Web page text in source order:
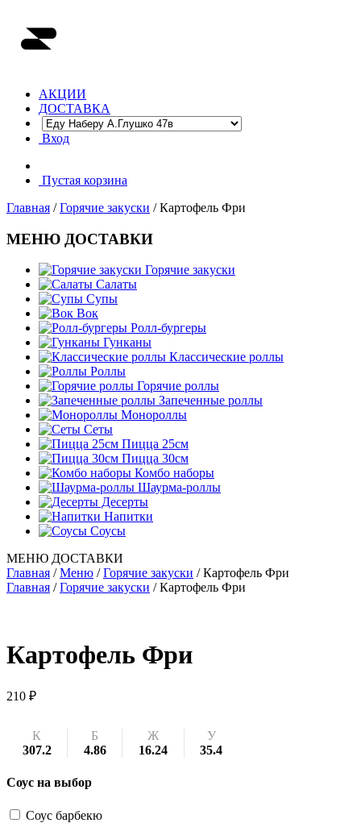
АКЦИИ
ДОСТАВКА
Вход
Пустая корзина
Главная /Горячие закуски / Картофель Фри
МЕНЮ ДОСТАВКИ
Горячие закуски
Салаты
Супы
Вок
Ролл-бургеры
Гунканы
Классические роллы
Роллы
Горячие роллы
Запеченные роллы
Монороллы
Сеты
Пицца 25см
Пицца 30см
Комбо наборы
Шаурма-роллы
Десерты
Напитки
Соусы
МЕНЮ ДОСТАВКИ
Главная /Меню /Горячие закуски /Картофель Фри
Главная /Горячие закуски / Картофель Фри
Картофель Фри
210 ₽
К
307.2
Б
4.86
Ж
16.24
У
35.4
Соус на выбор
Соус барбекю